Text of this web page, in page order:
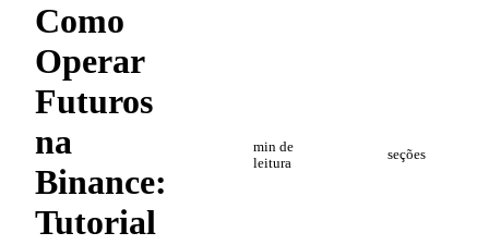
Como
Operar
Futuros
na
Binance:
Tutorial
min de
leitura
seções